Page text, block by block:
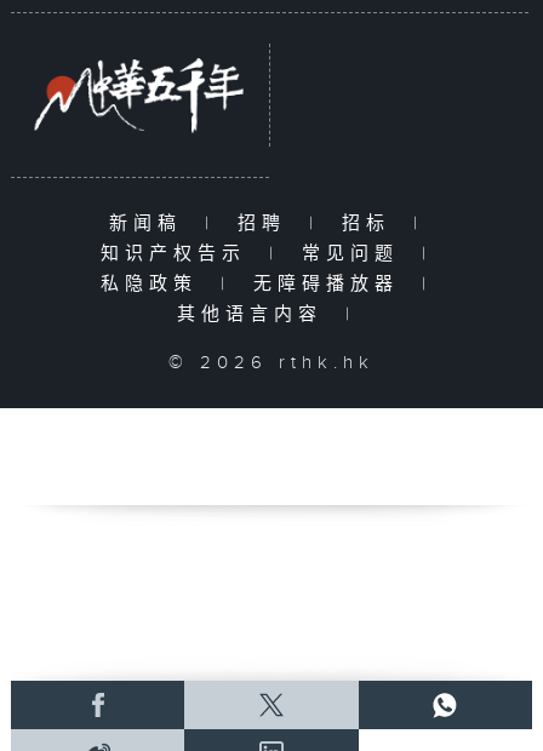
新闻稿 | 招聘 | 招标
|
知识产权告示
| 常见问题
|
私隐政策
| 无障碍播放器
|
其他语言内容
|
© 2026 rthk.hk